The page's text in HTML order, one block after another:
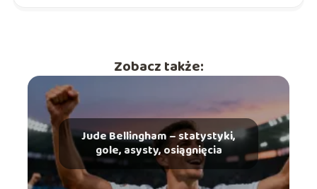
Zobacz także:
Jude Bellingham – statystyki,
gole, asysty, osiągnięcia